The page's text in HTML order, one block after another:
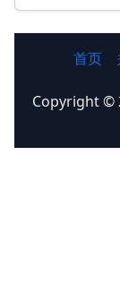
首页
Copyright ©